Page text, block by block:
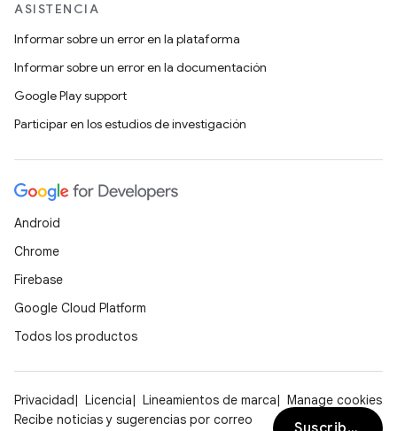
ASISTENCIA
Informar sobre un error en la plataforma
Informar sobre un error en la documentación
Google Play support
Participar en los estudios de investigación
Android
Chrome
Firebase
Google Cloud Platform
Todos los productos
Privacidad Licencia Lineamientos de marca
Manage cookies
Recibe noticias y sugerencias por correo